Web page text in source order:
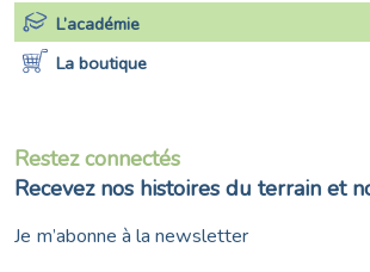
L’académie
La boutique
Restez connectés
Recevez nos histoires du terrain et
Je m’abonne à la newsletter